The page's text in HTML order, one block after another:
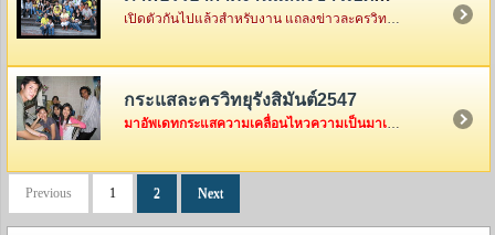
เปิดตัวกันไปแล้วสำหรับงาน แถลงข่าวละครวิทยุอิงประวัติศาสตร์ ชุด " มหากาพย์แห่งอโยธยา" ณ คุ้มขุนแผน จังหวัดพระนครศรีอยุธยา ซึ่งในงานมีแขกรับเชิญผู้เกียรติมาร่วมงานกันคับคั่ง พร้อมด้วยเหล่าทีมงานและแฟนละครอีกมากมาย...
กระแสละครวิทยุรังสิมันต์2547
มาอัพเดทกระแสความเคลื่อนไหวความเป็นมาเป็นไปของทีมงานรังสิมันต์กันค่ะ ว่าพวกเค้าเหล่านี้ได้ไปทำอะไรกันมาบ้าง
Previous 1 2 Next